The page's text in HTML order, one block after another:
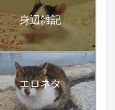
身辺雑記
エロネタ